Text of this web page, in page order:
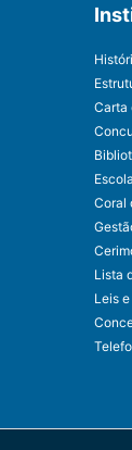
Carta
Coral
Lista
Leis